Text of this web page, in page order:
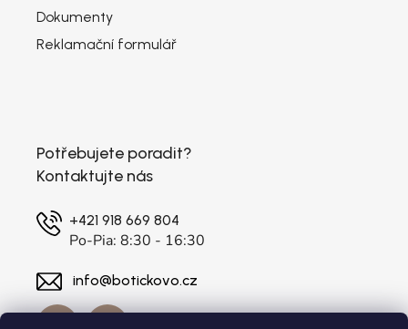
Dokumenty
Reklamační formulář
Potřebujete poradit?
Kontaktujte nás
+421 918 669 804
Po-Pia: 8:30 - 16:30
info@botickovo.cz